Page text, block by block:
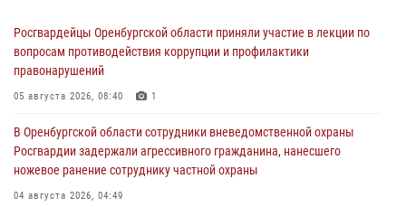
Росгвардейцы Оренбургской области приняли участие в лекции по
вопросам противодействия коррупции и профилактики
правонарушений
05 августа 2026, 08:40 1
В Оренбургской области сотрудники вневедомственной охраны
Росгвардии задержали агрессивного гражданина, нанесшего
ножевое ранение сотруднику частной охраны
04 августа 2026, 04:49